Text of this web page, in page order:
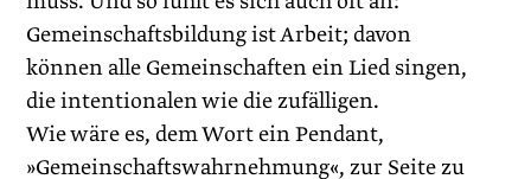
Gemeinschaftsbildung ist Arbeit; davon
können alle Gemeinschaften ein Lied singen,
die intentionalen wie die zufälligen.
Wie wäre es, dem Wort ein Pendant,
»Gemeinschaftswahrnehmung«, zur Seite zu